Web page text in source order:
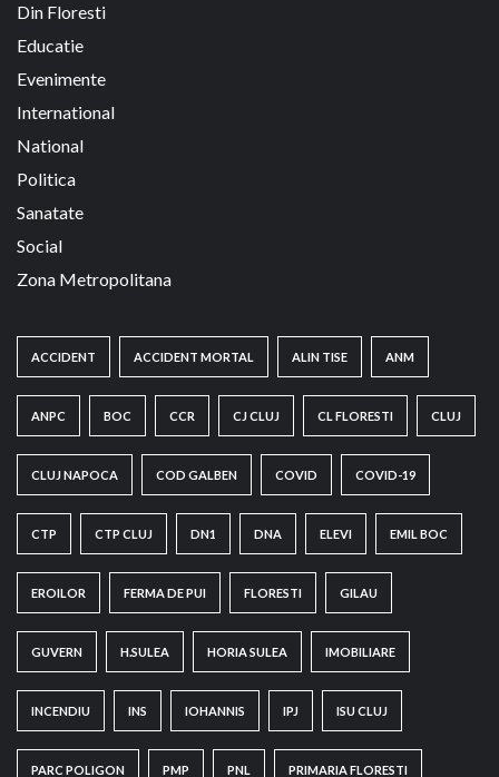
Din Floresti
Educatie
Evenimente
International
National
Politica
Sanatate
Social
Zona Metropolitana
ACCIDENT ACCIDENT MORTAL ALIN TISE ANM
ANPC BOC CCR CJ CLUJ CL FLORESTI CLUJ
CLUJ NAPOCA COD GALBEN COVID COVID-19
CTP CTP CLUJ DN1 DNA ELEVI EMIL BOC
EROILOR FERMA DE PUI FLORESTI GILAU
GUVERN H.SULEA HORIA SULEA IMOBILIARE
INCENDIU INS IOHANNIS IPJ ISU CLUJ
PARC POLIGON PMP PNL PRIMARIA FLORESTI